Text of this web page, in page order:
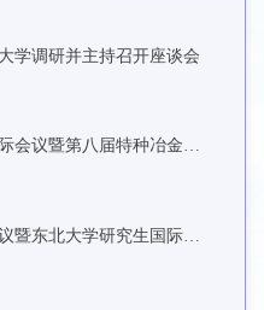
学调研并主持召开座谈会
第三届高品质特殊钢冶金国际会议暨第八届特种冶金技术学术会议在东北大学召开
2026年智慧土木国际学术会议暨东北大学研究生国际暑期学校第九期在东北大学召开